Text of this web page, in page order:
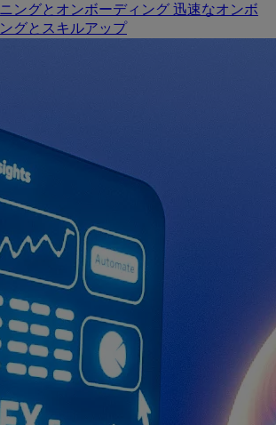
ニングとオンボーディング 迅速なオンボ
グとスキルアップ